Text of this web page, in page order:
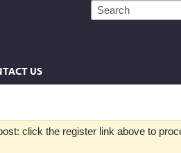
US
click the register link above to